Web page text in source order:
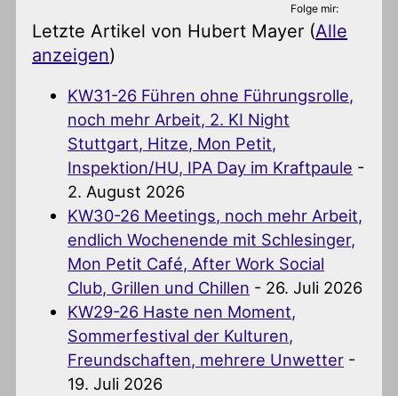
Folge mir:
Letzte Artikel von Hubert Mayer (Alle
anzeigen)
KW31-26 Führen ohne Führungsrolle,
noch mehr Arbeit, 2. KI Night
Stuttgart, Hitze, Mon Petit,
Inspektion/HU, IPA Day im Kraftpaule -
2. August 2026
KW30-26 Meetings, noch mehr Arbeit,
endlich Wochenende mit Schlesinger,
Mon Petit Café, After Work Social
Club, Grillen und Chillen - 26. Juli 2026
KW29-26 Haste nen Moment,
Sommerfestival der Kulturen,
Freundschaften, mehrere Unwetter -
19. Juli 2026